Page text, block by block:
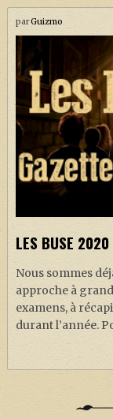
parGuizmo
LES BUSE 2020
Nous sommes
approche à
examens, à
durant l’année.